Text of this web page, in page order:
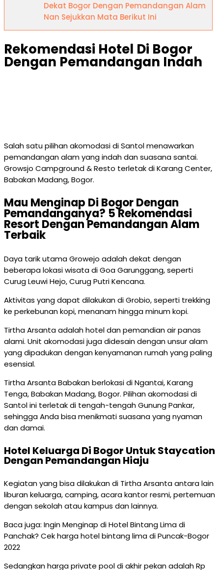
Dekat Bogor Dengan Pemandangan Alam
Nan Sejukkan Mata Berikut Ini
Rekomendasi Hotel Di Bogor
Dengan Pemandangan Indah
Salah satu pilihan akomodasi di Santol menawarkan
pemandangan alam yang indah dan suasana santai.
Growsjo Campground & Resto terletak di Karang Center,
Babakan Madang, Bogor.
Mau Menginap Di Bogor Dengan
Pemandanganya? 5 Rekomendasi
Resort Dengan Pemandangan Alam
Terbaik
Daya tarik utama Growejo adalah dekat dengan
beberapa lokasi wisata di Goa Garunggang, seperti
Curug Leuwi Hejo, Curug Putri Kencana.
Aktivitas yang dapat dilakukan di Grobio, seperti trekking
ke perkebunan kopi, menanam hingga minum kopi.
Tirtha Arsanta adalah hotel dan pemandian air panas
alami. Unit akomodasi juga didesain dengan unsur alam
yang dipadukan dengan kenyamanan rumah yang paling
esensial.
Tirtha Arsanta Babakan berlokasi di Ngantai, Karang
Tenga, Babakan Madang, Bogor. Pilihan akomodasi di
Santol ini terletak di tengah-tengah Gunung Pankar,
sehingga Anda bisa menikmati suasana yang nyaman
dan damai.
Hotel Keluarga Di Bogor Untuk Staycation
Dengan Pemandangan Hiaju
Kegiatan yang bisa dilakukan di Tirtha Arsanta antara lain
liburan keluarga, camping, acara kantor resmi, pertemuan
dengan sekolah atau kampus dan lainnya.
Baca juga: Ingin Menginap di Hotel Bintang Lima di
Panchak? Cek harga hotel bintang lima di Puncak-Bogor
2022
Sedangkan harga private pool di akhir pekan adalah Rp